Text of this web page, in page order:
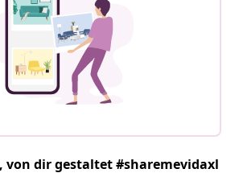
von dir gestaltet #sharemevidaxl